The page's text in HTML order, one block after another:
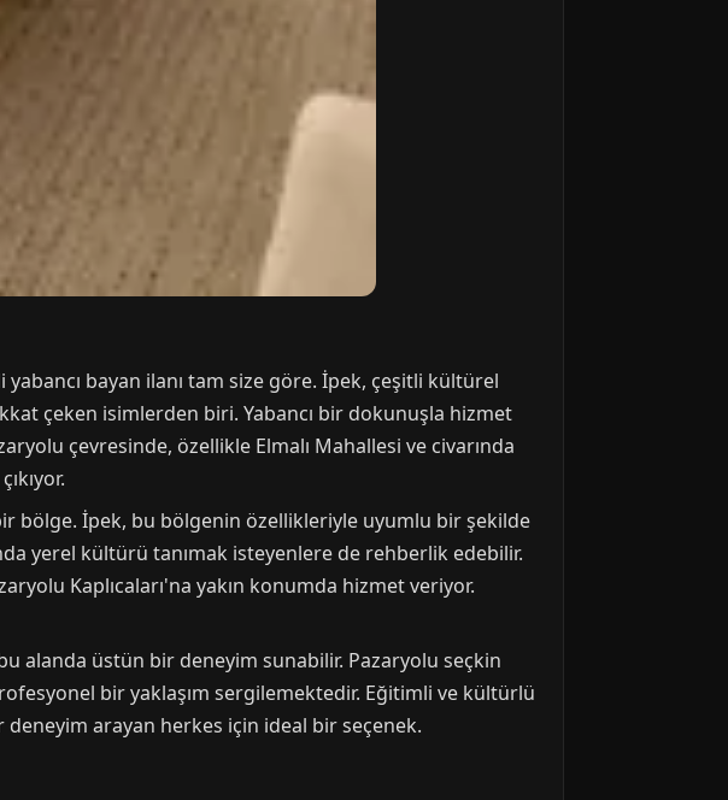
bayan ilanı tam size göre. İpek, çeşitli kültürel
çeken isimlerden biri. Yabancı bir dokunuşla hizmet
çevresinde, özellikle Elmalı Mahallesi ve civarında
bölge. İpek, bu bölgenin özellikleriyle uyumlu bir şekilde
yerel kültürü tanımak isteyenlere de rehberlik edebilir.
Kaplıcaları'na yakın konumda hizmet veriyor.
alanda üstün bir deneyim sunabilir. Pazaryolu seçkin
bir yaklaşım sergilemektedir. Eğitimli ve kültürlü
arayan herkes için ideal bir seçenek.